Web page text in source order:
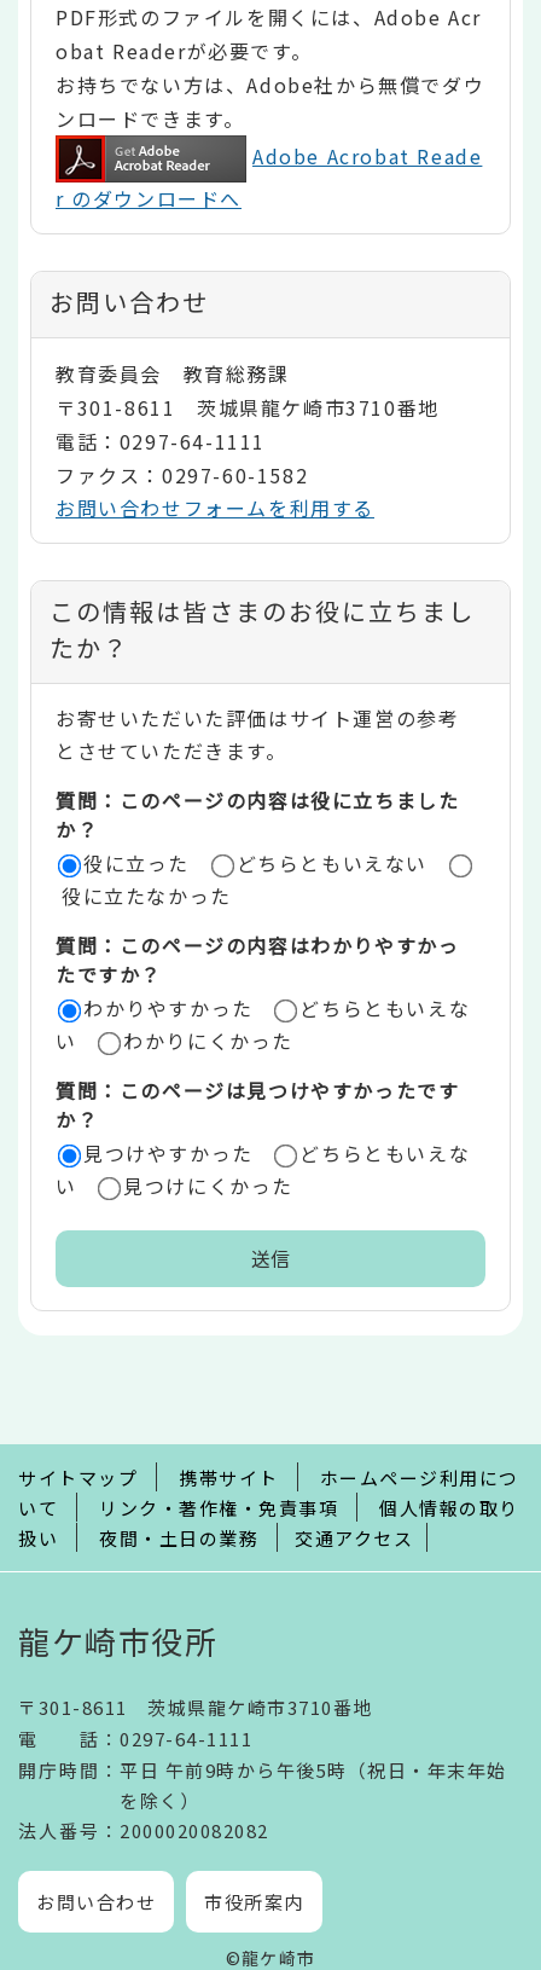
PDF形式のファイルを開くには、Adobe Acr
obat Readerが必要です。
お持ちでない方は、Adobe社から無償でダウ
ンロードできます。
Adobe Acrobat Reade
r のダウンロードへ
お問い合わせ
教育委員会 教育総務課
〒301-8611 茨城県龍ケ崎市3710番地
電話：0297-64-1111
ファクス：0297-60-1582
お問い合わせフォームを利用する
コ
ン
テ
ン
ツ
評
価
リ
ア
この情報は皆さまのお役に立ちまし
たか？
お寄せいただいた評価はサイト運営の参考
とさせていただきます。
質問：このページの内容は役に立ちました
か？
役に立った
どちらともいえない
役に立たなかった
質問：このページの内容はわかりやすかっ
たですか？
わかりやすかった
どちらともいえな
い
わかりにくかった
質問：このページは見つけやすかったです
か？
見つけやすかった
どちらともいえな
い
見つけにくかった
で
サイトマップ 携帯サイト
ホームページ利用につ
いて
リンク・著作権・免責事項
個人情報の取り
扱い
夜間・土日の業務 交通アクセス
龍ケ崎市役所
〒301-8611 茨城県龍ケ崎市3710番地
電話 ： 0297-64-1111
開庁時間 ： 平日 午前9時から午後5時（祝日・年末年始
を除く）
法人番号 ：2000020082082
お問い合わせ 市役所案内
©龍ケ崎市